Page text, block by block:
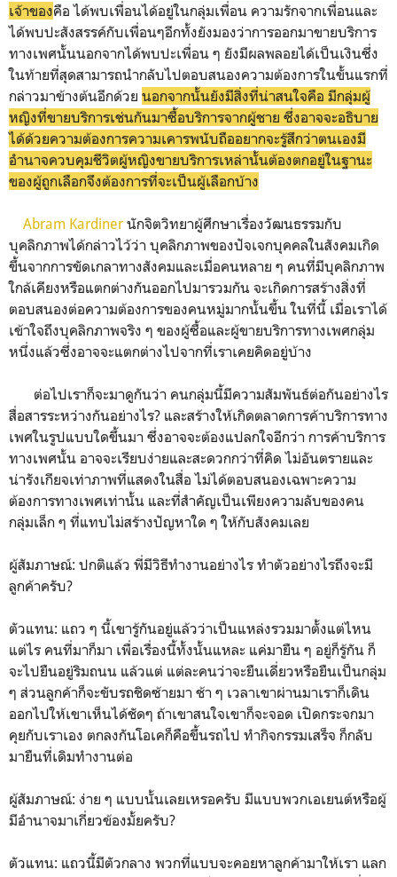
เจ้าของคือ ได้พบเพื่อนได้อยู่ในกลุ่มเพื่อน ความรักจากเพื่อนและ
ได้พบปะสังสรรค์กับเพื่อนๆอีกทั้งยังมองว่าการออกมาขายบริการ
ทางเพศนั้นนอกจากได้พบปะเพื่อน ๆ ยังมีผลพลอยได้เป็นเงินซึ่ง
ในท้ายที่สุดสามารถนำกลับไปตอบสนองความต้องการในขั้นแรกที่
กล่าวมาข้างต้นอีกด้วย นอกจากนั้นยังมีสิ่งที่น่าสนใจคือ มีกลุ่มผู้
หญิงที่ขายบริการเช่นกันมาซื้อบริการจากผู้ชาย ซึ่งอาจจะอธิบาย
ได้ด้วยความต้องการความเคารพนับถืออยากจะรู้สึกว่าตนเองมี
อำนาจควบคุมชีวิตผู้หญิงขายบริการเหล่านั้นต้องตกอยู่ในฐานะ
ของผู้ถูกเลือกจึงต้องการที่จะเป็นผู้เลือกบ้าง
Abram Kardiner นักจิตวิทยาผู้ศึกษาเรื่องวัฒนธรรมกับ
บุคลิกภาพได้กล่าวไว้ว่า บุคลิกภาพของปัจเจกบุคคลในสังคมเกิด
ขึ้นจากการขัดเกลาทางสังคมและเมื่อคนหลาย ๆ คนที่มีบุคลิกภาพ
ใกล้เคียงหรือแตกต่างกันออกไปมารวมกัน จะเกิดการสร้างสิ่งที่
ตอบสนองต่อความต้องการของคนหมู่มากนั้นขึ้น ในที่นี้ เมื่อเราได้
เข้าใจถึงบุคลิกภาพจริง ๆ ของผู้ซื้อและผู้ขายบริการทางเพศกลุ่ม
หนึ่งแล้วซึ่งอาจจะแตกต่างไปจากที่เราเคยคิดอยู่บ้าง
ต่อไปเราก็จะมาดูกันว่า คนกลุ่มนี้มีความสัมพันธ์ต่อกันอย่างไร
สื่อสารระหว่างกันอย่างไร? และสร้างให้เกิดตลาดการค้าบริการทาง
เพศในรูปแบบใดขึ้นมา ซึ่งอาจจะต้องแปลกใจอีกว่า การค้าบริการ
ทางเพศนั้น อาจจะเรียบง่ายและสะดวกกว่าที่คิด ไม่อันตรายและ
น่ารังเกียจเท่าภาพที่แสดงในสื่อ ไม่ได้ตอบสนองเฉพาะความ
ต้องการทางเพศเท่านั้น และที่สำคัญเป็นเพียงความลับของคน
กลุ่มเล็ก ๆ ที่แทบไม่สร้างปัญหาใด ๆ ให้กับสังคมเลย
ผู้สัมภาษณ์: ปกติแล้ว พี่มีวิธีทำงานอย่างไร ทำตัวอย่างไรถึงจะมี
ลูกค้าครับ?
ตัวแทน: แถว ๆ นี้เขารู้กันอยู่แล้วว่าเป็นแหล่งรวมมาตั้งแต่ไหน
แต่ไร คนที่มาก็มา เพื่อเรื่องนี้ทั้งนั้นแหละ แค่มายืน ๆ อยู่ก็รู้กัน ก็
จะไปยืนอยู่ริมถนน แล้วแต่ แต่ละคนว่าจะยืนเดี่ยวหรือยืนเป็นกลุ่ม
ๆ ส่วนลูกค้าก็จะขับรถชิดซ้ายมา ช้า ๆ เวลาเขาผ่านมาเราก็เดิน
ออกไปให้เขาเห็นได้ชัดๆ ถ้าเขาสนใจเขาก็จะจอด เปิดกระจกมา
คุยกับเราเอง ตกลงกันโอเคก็คือขึ้นรถไป ทำกิจกรรมเสร็จ ก็กลับ
มายืนที่เดิมทำงานต่อ
ผู้สัมภาษณ์: ง่าย ๆ แบบนั้นเลยเหรอครับ มีแบบพวกเอเยนต์หรือผู้
มีอำนาจมาเกี่ยวข้องมั้ยครับ?
ตัวแทน: แถวนี้มีตัวกลาง พวกที่แบบจะคอยหาลูกค้ามาให้เรา แลก